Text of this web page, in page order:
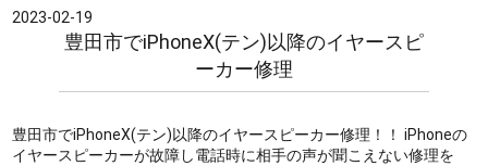
2023-02-19
豊田市でiPhoneX(テン)以降のイヤースピ
ーカー修理
豊田市でiPhoneX(テン)以降のイヤースピーカー修理！！ iPhoneの
イヤースピーカーが故障し電話時に相手の声が聞こえない修理を